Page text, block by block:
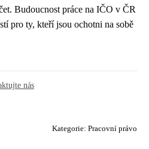
Budoucnost práce na IČO v ČR
pro ty, kteří jsou ochotni na sobě
nás
Kategorie: Pracovní právo